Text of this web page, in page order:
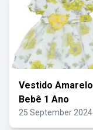
Vestido Amarelo
Bebê 1 Ano
25 September 2024